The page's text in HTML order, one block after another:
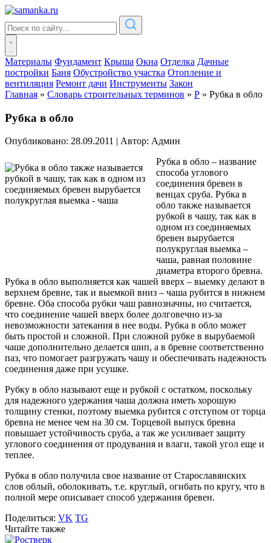
Материалы Фундамент Крыша Окна Отделка Дачные
постройки Баня Обустройство участка Отопление и
вентиляция Ремонт дачи Инструменты Закон
Главная » Словарь строительных терминов » Р » Рубка в обло
Рубка в обло
Опубликовано: 28.09.2011 | Автор: Админ
Рубка в обло – название
способа углового
соединения бревен в
венцах сруба. Рубка в
обло также называется
рубкой в чашу, так как в
одном из соединяемых
бревен вырубается
полукруглая выемка –
чаша, равная половине
диаметра второго бревна.
Рубка в обло выполняется как чашей вверх – выемку делают в
верхнем бревне, так и выемкой вниз – чаша рубится в нижнем
бревне. Оба способа рубки чаш равнозначны, но считается,
что соединение чашей вверх более долговечно из-за
невозможности затекания в нее воды. Рубка в обло может
быть простой и сложной. При сложной рубке в вырубаемой
чаше дополнительно делается шип, а в бревне соответственно
паз, что помогает разгружать чашу и обеспечивать надежность
соединения даже при усушке.
Рубку в обло называют еще и рубкой с остатком, поскольку
для надежного удержания чаша должна иметь хорошую
толщину стенки, поэтому выемка рубится с отступом от торца
бревна не менее чем на 30 см. Торцевой выпуск бревна
повышает устойчивость сруба, а так же усиливает защиту
углового соединения от продувания и влаги, такой угол еще и
теплее.
Рубка в обло получила свое название от Старославянских
слов облый, оболокивать, т.е. круглый, огибать по кругу, что в
полной мере описывает способ удержания бревен.
Поделиться: VK TG
Читайте также